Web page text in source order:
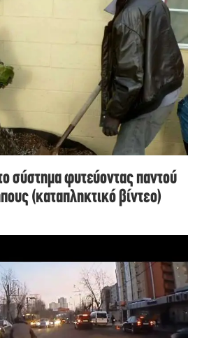
σύστημα φυτεύοντας παντού
(καταπληκτικό βίντεο)